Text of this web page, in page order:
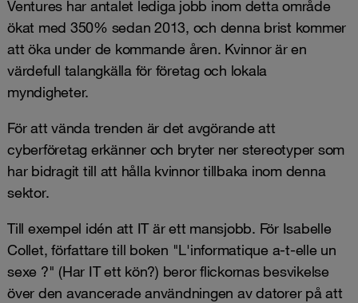
Ventures har antalet lediga jobb inom detta område
ökat med 350% sedan 2013, och denna brist kommer
att öka under de kommande åren. Kvinnor är en
värdefull talangkälla för företag och lokala
myndigheter.
För att vända trenden är det avgörande att
cyberföretag erkänner och bryter ner stereotyper som
har bidragit till att hålla kvinnor tillbaka inom denna
sektor.
Till exempel idén att IT är ett mansjobb. För Isabelle
Collet, författare till boken "L'informatique a-t-elle un
sexe ?" (Har IT ett kön?) beror flickornas besvikelse
över den avancerade användningen av datorer på att